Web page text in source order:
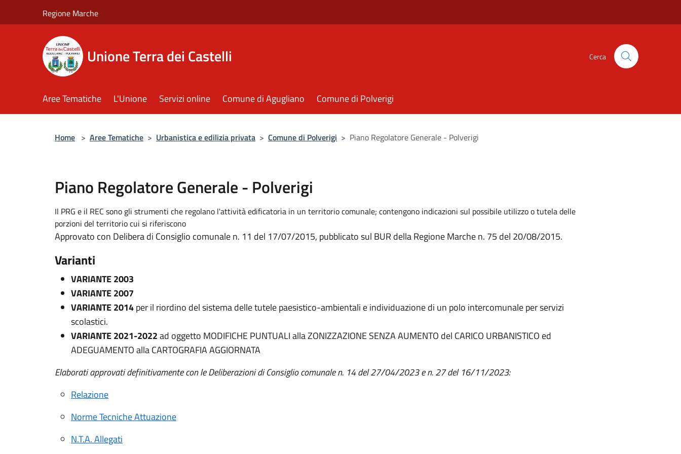
Regione Marche
Unione Terra dei Castelli Cerca
Aree Tematiche L'Unione Servizi online Comune di Agugliano Comune di Polverigi
Home > Aree Tematiche > Urbanistica e edilizia privata > Comune di Polverigi > Piano Regolatore Generale - Polverigi
Piano Regolatore Generale - Polverigi
Il PRG e il REC sono gli strumenti che regolano l'attività edificatoria in un territorio comunale; contengono indicazioni sul possibile utilizzo o tutela delle
porzioni del territorio cui si riferiscono
Approvato con Delibera di Consiglio comunale n. 11 del 17/07/2015, pubblicato sul BUR della Regione Marche n. 75 del 20/08/2015.
Varianti
VARIANTE 2003
VARIANTE 2007
VARIANTE 2014per il riordino del sistema delle tutele paesistico-ambientali e individuazione di un polo intercomunale per servizi
scolastici.
VARIANTE 2021-2022ad oggetto MODIFICHE PUNTUALI alla ZONIZZAZIONE SENZA AUMENTO del CARICO URBANISTICO ed
ADEGUAMENTO alla CARTOGRAFIA AGGIORNATA
Elaborati approvati definitivamente con le Deliberazioni di Consiglio comunale n. 14 del 27/04/2023 e n. 27 del 16/11/2023:
Relazione
Norme Tecniche Attuazione
N.T.A. Allegati